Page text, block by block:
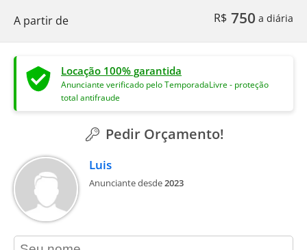
A partir de R$ 750 a diária
Locação 100% garantida
Anunciante verificado pelo TemporadaLivre - proteção
total antifraude
Pedir Orçamento!
Luis
Anunciante desde2023
contact_name